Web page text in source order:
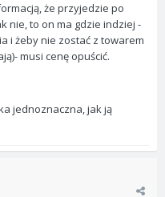
że przyjedzie po
nie, to on ma gdzie indziej -
i żeby nie zostać z towarem
musi cenę opuścić.
jednoznaczna, jak ją